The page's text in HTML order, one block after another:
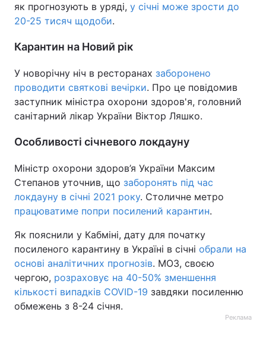
як прогнозують в уряді, у січні може зрости до
20-25 тисяч щодоби.
Карантин на Новий рік
У новорічну ніч в ресторанах заборонено
проводити святкові вечірки. Про це повідомив
заступник міністра охорони здоров'я, головний
санітарний лікар України Віктор Ляшко.
Особливості січневого локдауну
Міністр охорони здоров’я України Максим
Степанов уточнив, що заборонять під час
локдауну в січні 2021 року. Столичне метро
працюватиме попри посилений карантин.
Як пояснили у Кабміні, дату для початку
посиленого карантину в Україні в січні обрали на
основі аналітичних прогнозів. МОЗ, своєю
чергою, розраховує на 40-50% зменшення
кількості випадків COVID-19 завдяки посиленню
обмежень з 8-24 січня.
Реклама